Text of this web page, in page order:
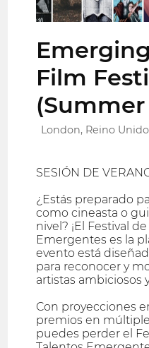
Film
(Summer
London, Reino Unido
SESIÓN DE
¿Estás preparado
como cineasta o
nivel? ¡El Festival
Emergentes es la
evento está
para reconocer y
artistas ambiciosos
Con proyecciones
premios en
puedes perder el